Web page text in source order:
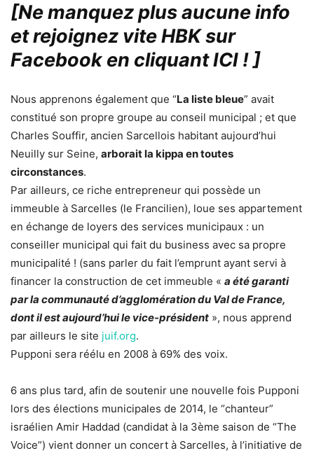
[Ne manquez plus aucune info
et rejoignez vite HBK sur
Facebook en cliquant ICI !]
Nous apprenons également que “La liste bleue” avait
constitué son propre groupe au conseil municipal ; et que
Charles Souffir, ancien Sarcellois habitant aujourd’hui
Neuilly sur Seine, arborait la kippa en toutes
circonstances.
Par ailleurs, ce riche entrepreneur qui possède un
immeuble à Sarcelles (le Francilien), loue ses appartement
en échange de loyers des services municipaux : un
conseiller municipal qui fait du business avec sa propre
municipalité ! (sans parler du fait l’emprunt ayant servi à
financer la construction de cet immeuble « a été garanti
par la communauté d’agglomération du Val de France,
dont il est aujourd’hui le vice-président », nous apprend
par ailleurs le site juif.org.
Pupponi sera réélu en 2008 à 69% des voix.
6 ans plus tard, afin de soutenir une nouvelle fois Pupponi
lors des élections municipales de 2014, le “chanteur”
israélien Amir Haddad (candidat à la 3ème saison de “The
Voice”) vient donner un concert à Sarcelles, à l’initiative de